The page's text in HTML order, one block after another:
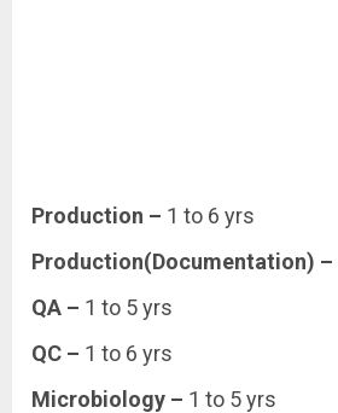
Production – 1 to 6 yrs
Production(Documentation) –
QA – 1 to 5 yrs
QC – 1 to 6 yrs
Microbiology – 1 to 5 yrs